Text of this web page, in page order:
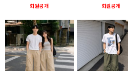
회원공개
회원공개